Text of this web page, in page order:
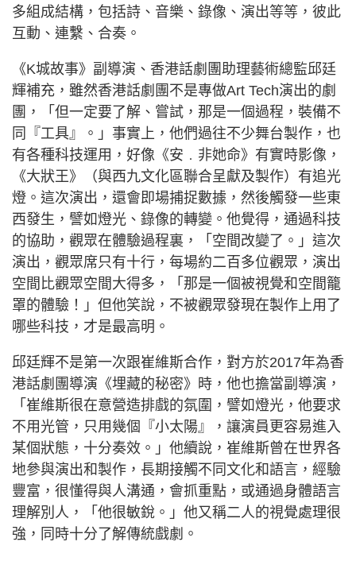
多組成結構，包括詩、音樂、錄像、演出等等，彼此
互動、連繫、合奏。
《K城故事》副導演、香港話劇團助理藝術總監邱廷
輝補充，雖然香港話劇團不是專做Art Tech演出的劇
團，「但一定要了解、嘗試，那是一個過程，裝備不
同『工具』。」事實上，他們過往不少舞台製作，也
有各種科技運用，好像《安﹒非她命》有實時影像，
《大狀王》（與西九文化區聯合呈獻及製作）有追光
燈。這次演出，還會即場捕捉數據，然後觸發一些東
西發生，譬如燈光、錄像的轉變。他覺得，通過科技
的協助，觀眾在體驗過程裏，「空間改變了。」這次
演出，觀眾席只有十行，每場約二百多位觀眾，演出
空間比觀眾空間大得多，「那是一個被視覺和空間籠
罩的體驗！」但他笑說，不被觀眾發現在製作上用了
哪些科技，才是最高明。
邱廷輝不是第一次跟崔維斯合作，對方於2017年為香
港話劇團導演《埋藏的秘密》時，他也擔當副導演，
「崔維斯很在意營造排戲的氛圍，譬如燈光，他要求
不用光管，只用幾個『小太陽』，讓演員更容易進入
某個狀態，十分奏效。」他續說，崔維斯曾在世界各
地參與演出和製作，長期接觸不同文化和語言，經驗
豐富，很懂得與人溝通，會抓重點，或通過身體語言
理解別人，「他很敏銳。」他又稱二人的視覺處理很
強，同時十分了解傳統戲劇。